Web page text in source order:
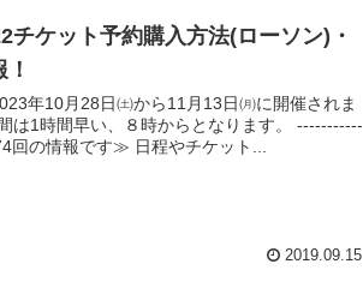
チケット予約購入方法(ローソン)・
年10月28日㈯から11月13日㈪に開催されま
は1時間早い、８時からとなります。 -----------
の情報です≫ 日程やチケット...
2019.09.15